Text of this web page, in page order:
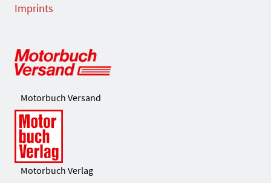
Imprints
Motorbuch Versand
Motorbuch Verlag